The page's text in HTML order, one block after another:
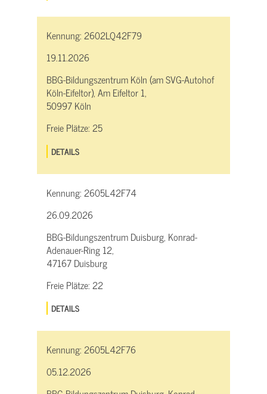
Kennung:2602LQ42F79
19.11.2026
BBG-Bildungszentrum Köln (am SVG-Autohof
Köln-Eifeltor), Am Eifeltor 1,
50997 Köln
Freie Plätze:25
DETAILS
Kennung:2605L42F74
26.09.2026
BBG-Bildungszentrum Duisburg, Konrad-
Adenauer-Ring 12,
47167 Duisburg
Freie Plätze:22
DETAILS
Kennung:2605L42F76
05.12.2026